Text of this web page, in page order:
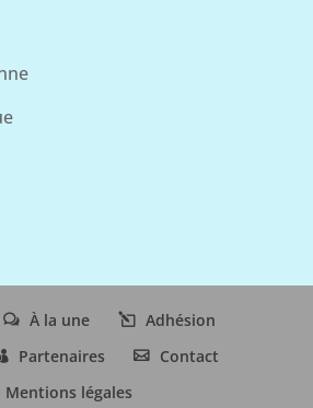
À la une
Adhésion
Partenaires
Contact
Mentions légales